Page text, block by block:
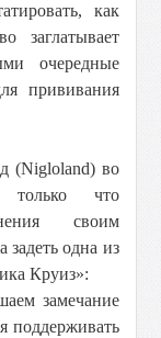
как
заглатывает
очередные
прививания
(Nigloland) во
только что
своим
задеть одна из
Круиз»:
замечание
поддерживать